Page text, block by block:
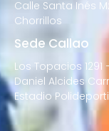
Calle Santa Inés
Chorrillos
Sede Callao
Los Topacios
Daniel Alcides
Estadio